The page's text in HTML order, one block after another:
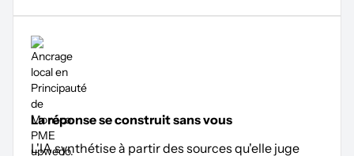
La réponse se construit sans vous
L'IA synthétise à partir des sources qu'elle juge